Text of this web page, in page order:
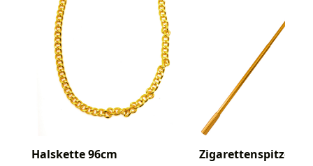
Halskette 96cm
Zigarettenspitze